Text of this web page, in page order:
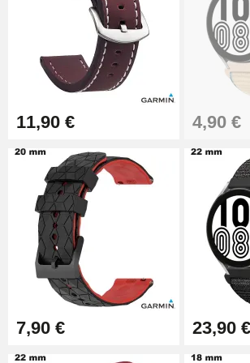
Pince à Poinçonner (pince
57,42 €
Pince Trou pour Bracelet de
10,90 €
Kit Horlogerie Débutant
Boîte Pompe Bracelet
Diamètre 1,50 mm - 8 à 25
11,90 € 4,90 €
7,90 € 23,90 €